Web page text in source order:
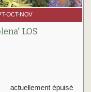
OCT-NOV
LOS
actuellement épuisé